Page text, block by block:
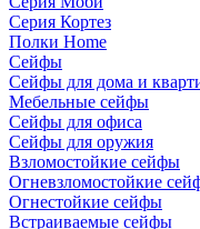
Серия Кортез
Полки Home
Сейфы
Сейфы для дома и
Мебельные сейфы
Сейфы для офиса
Сейфы для оружия
Взломостойкие сейфы
Огневзломостойкие
Огнестойкие сейфы
Встраиваемые сейфы